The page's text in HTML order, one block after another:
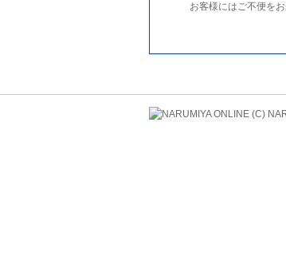
お客様にはご不便を